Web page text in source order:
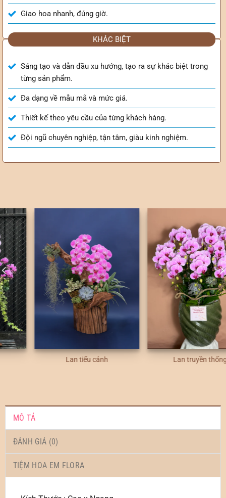
Giao hoa nhanh, đúng giờ.
KHÁC BIỆT
Sáng tạo và dẫn đầu xu hướng, tạo ra sự khác biệt trong
từng sản phẩm.
Đa dạng về mẫu mã và mức giá.
Thiết kế theo yêu cầu của từng khách hàng.
Đội ngũ chuyên nghiệp, tận tâm, giàu kinh nghiệm.
Lan tiểu cảnh Lan truyền thống
MÔ TẢ
ĐÁNH GIÁ (0)
TIỆM HOA EM FLORA